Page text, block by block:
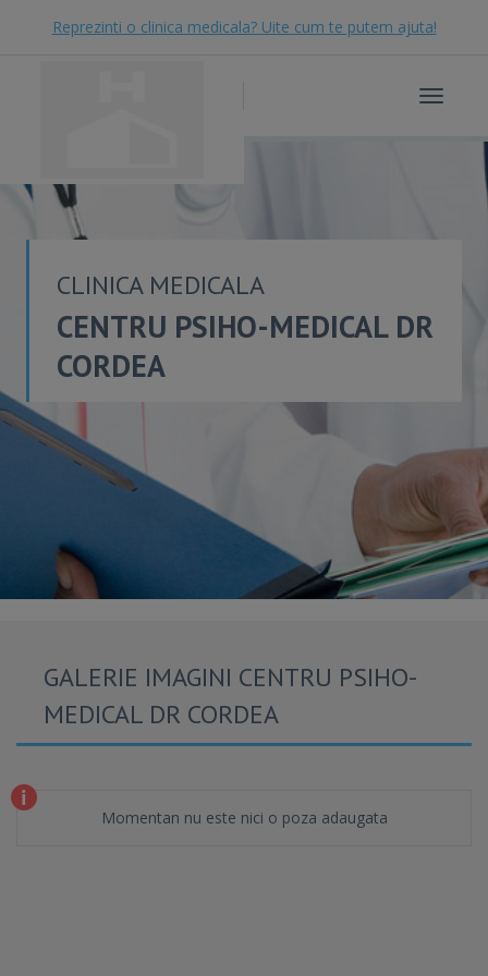
Reprezinti o clinica medicala? Uite cum te putem ajuta!
Toggle
CLINICA MEDICALA
CENTRU PSIHO-MEDICAL DR
CORDEA
GALERIE IMAGINI CENTRU PSIHO-
MEDICAL DR CORDEA
Momentan nu este nici o poza adaugata